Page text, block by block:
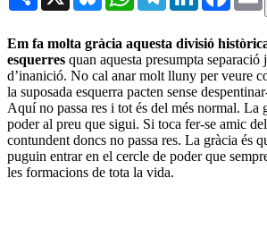
Em fa molta gràcia aquesta divisió
esquerres quan aquesta presumpta
d’inanició. No cal anar molt lluny per veure
la suposada esquerra pacten sense
Aquí no passa res i tot és del més normal. La
poder al preu que sigui. Si toca fer-se amic
contundent doncs no passa res. La gràcia és
puguin entrar en el cercle de poder que
les formacions de tota la vida.